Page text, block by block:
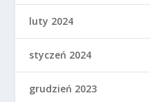
luty 2024
styczeń 2024
grudzień 2023